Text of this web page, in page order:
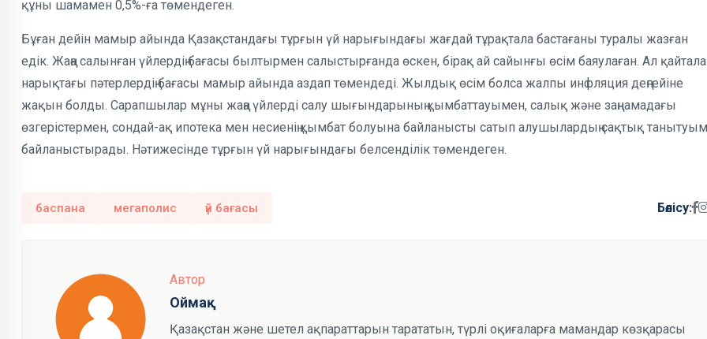
құны шамамен 0,5%-ға төмендеген.
Бұған дейін мамыр айында Қазақстандағы тұрғын үй нарығындағы жағдай тұрақтала бастағаны туралы жазған
едік. Жаңа салынған үйлердің бағасы былтырмен салыстырғанда өскен, бірақ ай сайынғы өсім баяулаған. Ал
нарықтағы пәтерлердің бағасы мамыр айында аздап төмендеді. Жылдық өсім болса жалпы инфляция деңгейіне
жақын болды. Сарапшылар мұны жаңа үйлерді салу шығындарының қымбаттауымен, салық және заңнамадағы
өзгерістермен, сондай-ақ ипотека мен несиенің қымбат болуына байланысты сатып алушылардың сақтық
байланыстырады. Нәтижесінде тұрғын үй нарығындағы белсенділік төмендеген.
баспана мегаполис үй бағасы Бөлісу:
Автор
Оймақ
Қазақстан және шетел ақпараттарын тарататын, түрлі оқиғаларға мамандар көзқарасы